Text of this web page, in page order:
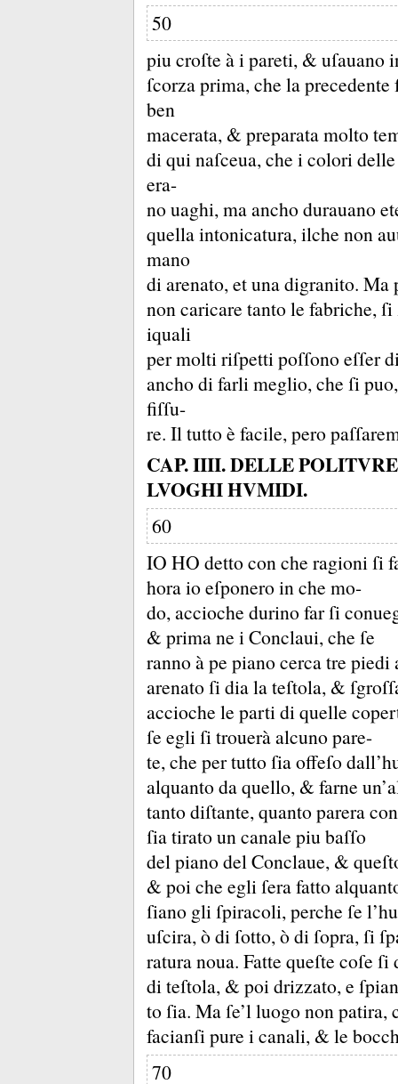
50
piu croſte à i pareti, & uſauano
ſcorza prima, che la precedente
ben
macerata, & preparata molto
di qui naſceua, che i colori
era-
no uaghi, ma ancho durauano
quella intonicatura, ilche non
mano
di arenato, et una digranito. Ma
non caricare tanto le fabriche,
iquali
per molti riſpetti poſſono eſſer
ancho di farli meglio, che ſi
fiſſu-
re. Il tutto è facile, pero
CAP. IIII. DELLE
LVOGHI HVMIDI.
60
IO HO detto con che ragioni ſi
hora io eſponero in che mo-
do, accioche durino far ſi
& prima ne i Conclaui, che ſe
ranno à pe piano cerca tre
arenato ſi dia la teſtola, &
accioche le parti di quelle
ſe egli ſi trouerà alcuno pare-
te, che per tutto ſia offeſo
alquanto da quello, & farne
tanto diſtante, quanto parera
ſia tirato un canale piu baſſo
del piano del Conclaue, &
& poi che egli ſera fatto
ſiano gli ſpiracoli, perche ſe
uſcira, ò di ſotto, ò di ſopra, ſi
ratura noua. Fatte queſte coſe
di teſtola, & poi drizzato, e
to ſia. Ma ſe’l luogo non patira,
facianſi pure i canali, & le
70